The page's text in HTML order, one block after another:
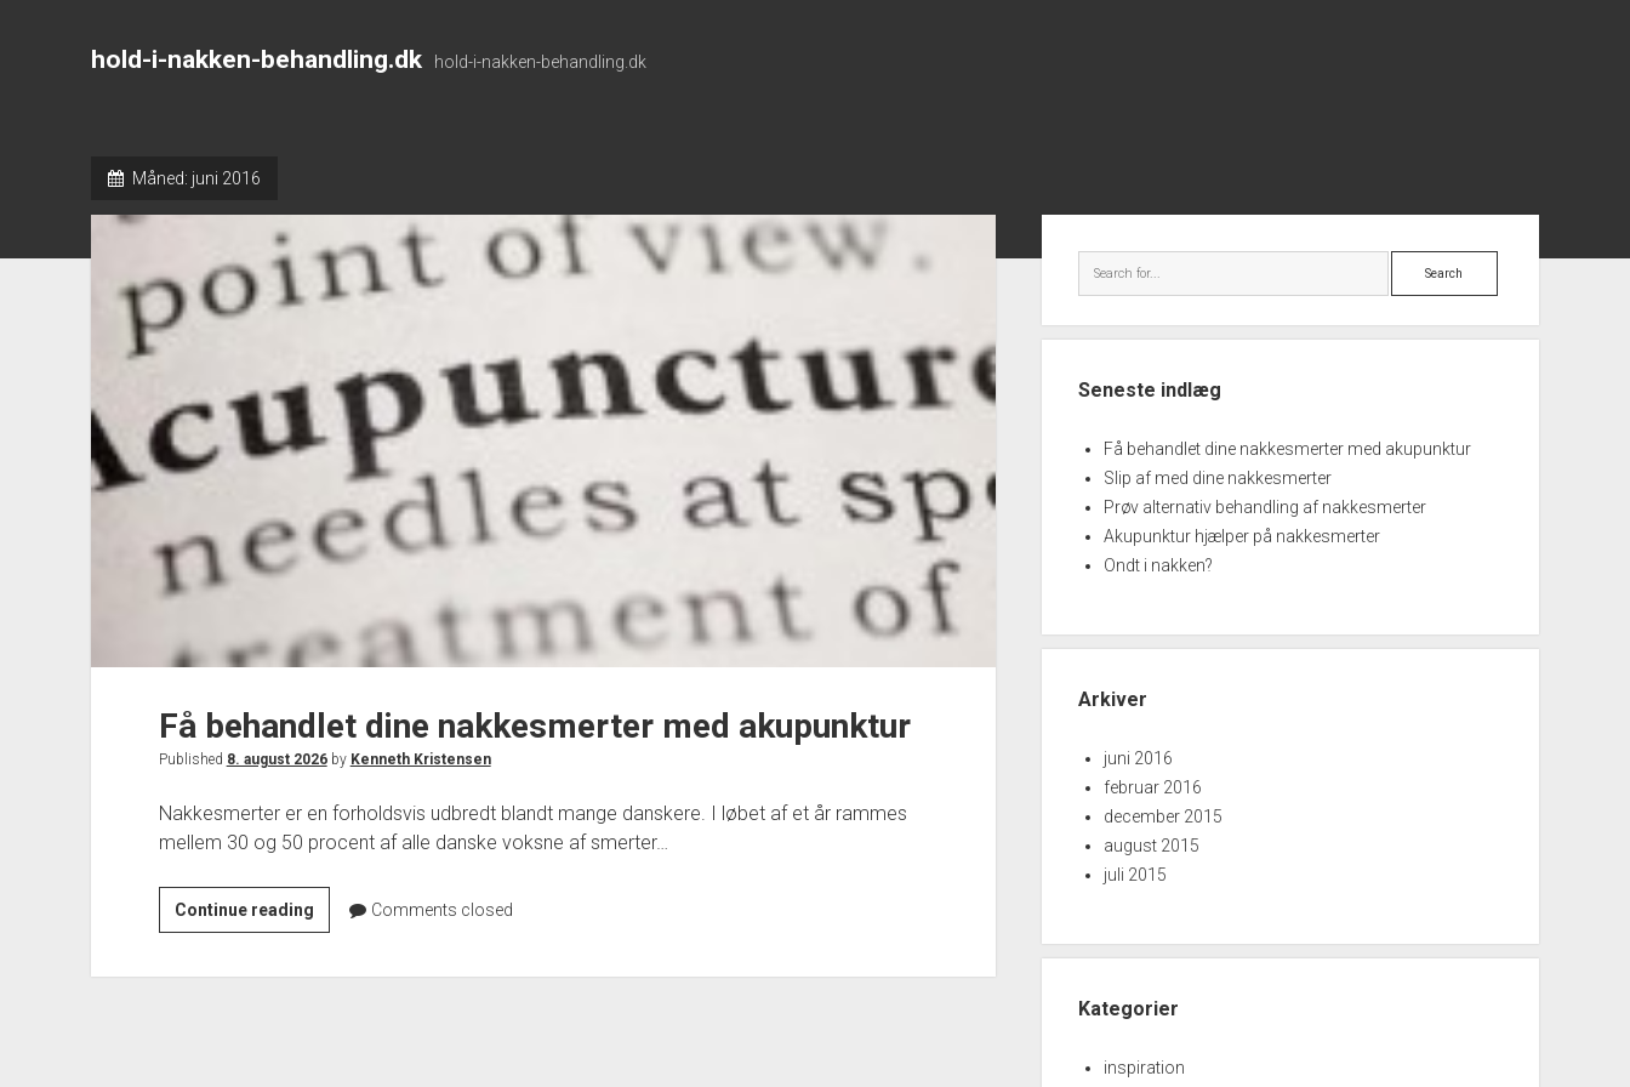
hold-i-nakken-behandling.dk hold-i-nakken-behandling.dk
Måned: juni 2016
Få behandlet dine nakkesmerter med akupunktur
Published 8. august 2026by Kenneth Kristensen
Nakkesmerter er en forholdsvis udbredt blandt mange danskere. I løbet af et år rammes
mellem 30 og 50 procent af alle danske voksne af smerter…
Continue readingFå
behandlet
Comments closed
Search
Seneste indlæg
Få behandlet dine nakkesmerter med akupunktur
Slip af med dine nakkesmerter
Prøv alternativ behandling af nakkesmerter
Akupunktur hjælper på nakkesmerter
Ondt i nakken?
Arkiver
juni 2016
februar 2016
december 2015
august 2015
juli 2015
Kategorier
inspiration